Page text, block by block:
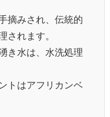
摘みされ、伝統的
されます。
き水は、水洗処理
トはアフリカンベ